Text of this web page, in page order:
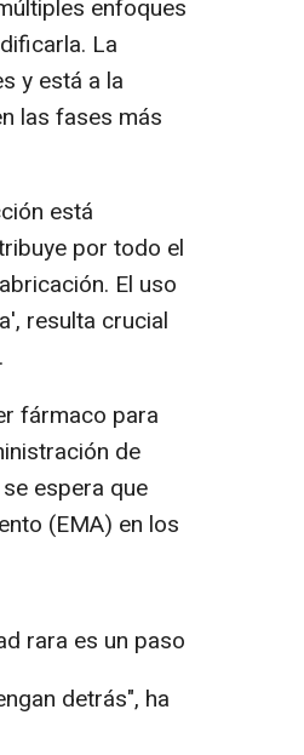
enfoques
La
y está a la
las fases más
está
por todo el
El uso
resulta crucial
fármaco para
de
espera que
(EMA) en los
rara es un paso
detrás", ha